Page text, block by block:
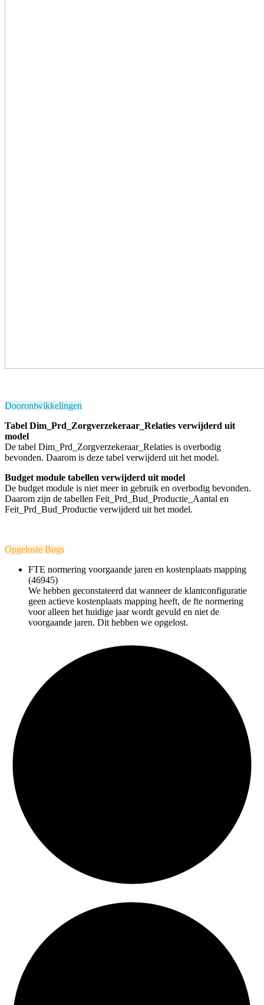
Doorontwikkelingen
Tabel Dim_Prd_Zorgverzekeraar_Relaties verwijderd uit
model
De tabel Dim_Prd_Zorgverzekeraar_Relaties is overbodig
bevonden. Daarom is deze tabel verwijderd uit het model.
Budget module tabellen verwijderd uit model
De budget module is niet meer in gebruik en overbodig bevonden.
Daarom zijn de tabellen Feit_Prd_Bud_Productie_Aantal en
Feit_Prd_Bud_Productie verwijderd uit het model.
Opgeloste Bugs
FTE normering voorgaande jaren en kostenplaats mapping
(46945)
We hebben geconstateerd dat wanneer de klantconfiguratie
geen actieve kostenplaats mapping heeft, de fte normering
voor alleen het huidige jaar wordt gevuld en niet de
voorgaande jaren. Dit hebben we opgelost.